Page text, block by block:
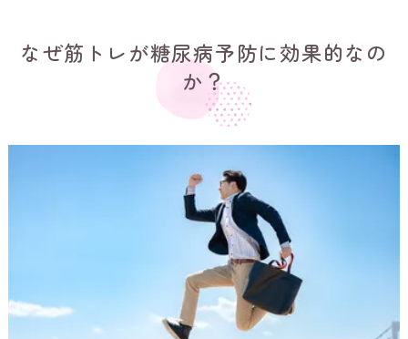
なぜ筋トレが糖尿病予防に効果的なの
か？